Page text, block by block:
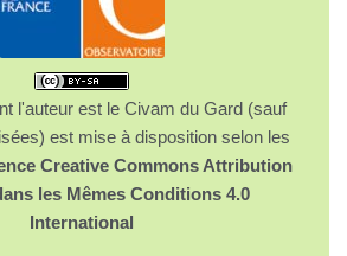
l'auteur est le Civam du Gard (sauf
est mise à disposition selon les
Creative Commons Attribution
les Mêmes Conditions 4.0
International